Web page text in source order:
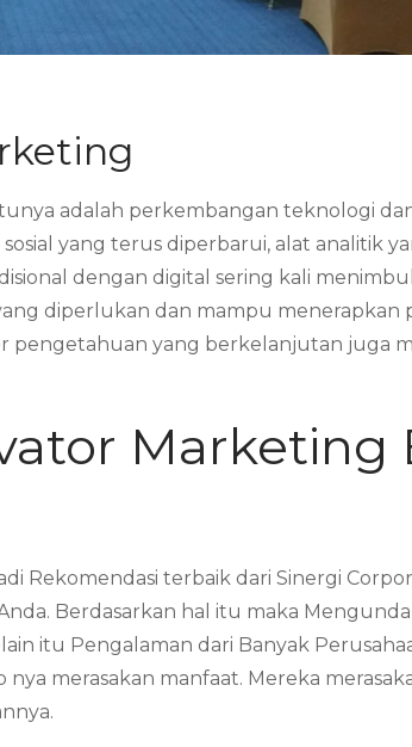
adalah perkembangan teknologi
yang terus diperbarui, alat analitik
dengan digital sering kali
diperlukan dan mampu
yang berkelanjutan juga
Marketing
Rekomendasi terbaik dari Sinergi
Berdasarkan hal itu maka
itu Pengalaman dari Banyak
merasakan manfaat. Mereka